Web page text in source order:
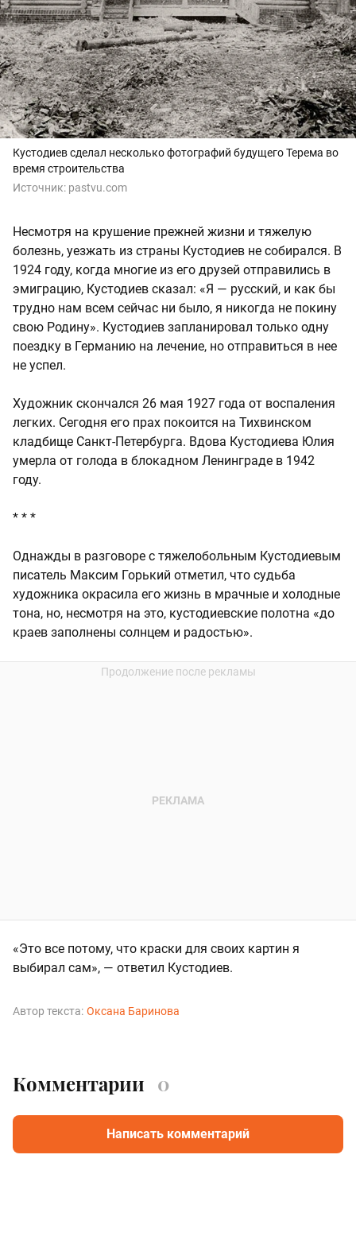
Кустодиев сделал несколько фотографий будущего Терема во
время строительства
Источник: pastvu.com
Несмотря на крушение прежней жизни и тяжелую
болезнь, уезжать из страны Кустодиев не собирался. В
1924 году, когда многие из его друзей отправились в
эмиграцию, Кустодиев сказал: «Я — русский, и как бы
трудно нам всем сейчас ни было, я никогда не покину
свою Родину». Кустодиев запланировал только одну
поездку в Германию на лечение, но отправиться в нее
не успел.
Художник скончался 26 мая 1927 года от воспаления
легких. Сегодня его прах покоится на Тихвинском
кладбище Санкт-Петербурга. Вдова Кустодиева Юлия
умерла от голода в блокадном Ленинграде в 1942
году.
* * *
Однажды в разговоре с тяжелобольным Кустодиевым
писатель Максим Горький отметил, что судьба
художника окрасила его жизнь в мрачные и холодные
тона, но, несмотря на это, кустодиевские полотна «до
краев заполнены солнцем и радостью».
«Это все потому, что краски для своих картин я
выбирал сам», — ответил Кустодиев.
Автор текста: Оксана Баринова
Комментарии 0
Написать комментарий